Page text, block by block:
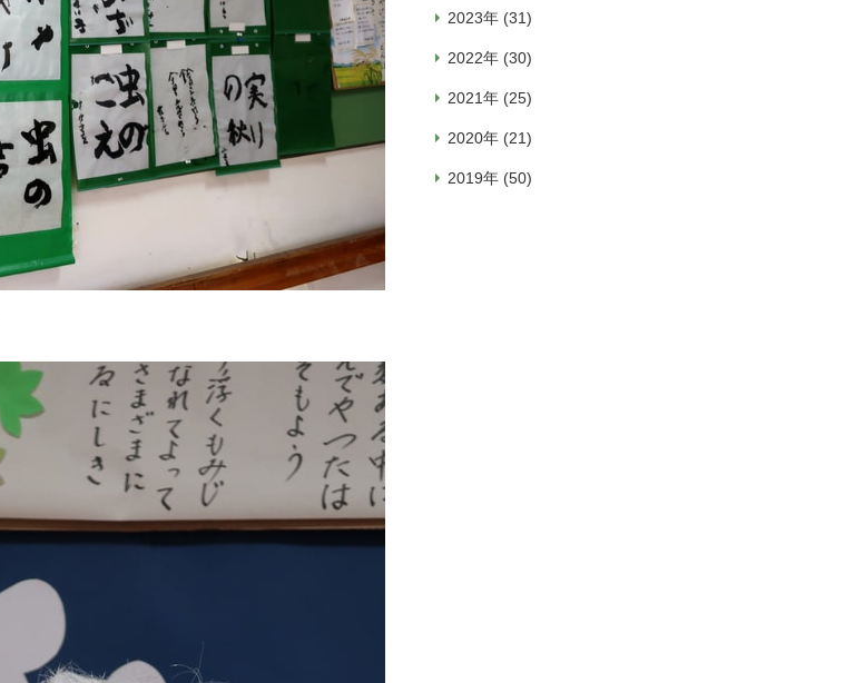
2023年 (31)
2022年 (30)
2021年 (25)
2020年 (21)
2019年 (50)